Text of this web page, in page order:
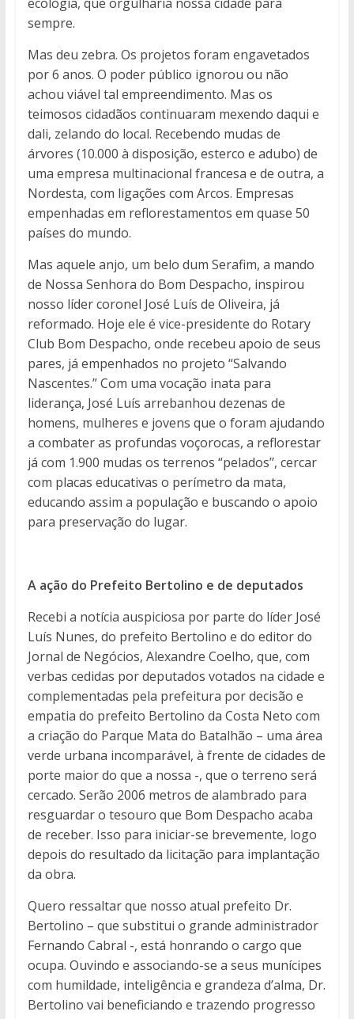
sempre.
Mas deu zebra. Os projetos foram engavetados
por 6 anos. O poder público ignorou ou não
achou viável tal empreendimento. Mas os
teimosos cidadãos continuaram mexendo daqui e
dali, zelando do local. Recebendo mudas de
árvores (10.000 à disposição, esterco e adubo) de
uma empresa multinacional francesa e de outra, a
Nordesta, com ligações com Arcos. Empresas
empenhadas em reflorestamentos em quase 50
países do mundo.
Mas aquele anjo, um belo dum Serafim, a mando
de Nossa Senhora do Bom Despacho, inspirou
nosso líder coronel José Luís de Oliveira, já
reformado. Hoje ele é vice-presidente do Rotary
Club Bom Despacho, onde recebeu apoio de seus
pares, já empenhados no projeto “Salvando
Nascentes.” Com uma vocação inata para
liderança, José Luís arrebanhou dezenas de
homens, mulheres e jovens que o foram ajudando
a combater as profundas voçorocas, a reflorestar
já com 1.900 mudas os terrenos “pelados’’, cercar
com placas educativas o perímetro da mata,
educando assim a população e buscando o apoio
para preservação do lugar.
A ação do Prefeito Bertolino e de deputados
Recebi a notícia auspiciosa por parte do líder José
Luís Nunes, do prefeito Bertolino e do editor do
Jornal de Negócios, Alexandre Coelho, que, com
verbas cedidas por deputados votados na cidade e
complementadas pela prefeitura por decisão e
empatia do prefeito Bertolino da Costa Neto com
a criação do Parque Mata do Batalhão – uma área
verde urbana incomparável, à frente de cidades de
porte maior do que a nossa -, que o terreno será
cercado. Serão 2006 metros de alambrado para
resguardar o tesouro que Bom Despacho acaba
de receber. Isso para iniciar-se brevemente, logo
depois do resultado da licitação para implantação
da obra.
Quero ressaltar que nosso atual prefeito Dr.
Bertolino – que substitui o grande administrador
Fernando Cabral -, está honrando o cargo que
ocupa. Ouvindo e associando-se a seus munícipes
com humildade, inteligência e grandeza d’alma, Dr.
Bertolino vai beneficiando e trazendo progresso